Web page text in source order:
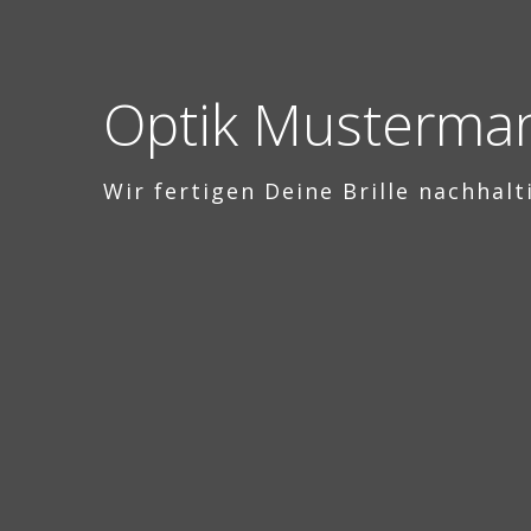
Optik
Wir fertigen Deine Brille